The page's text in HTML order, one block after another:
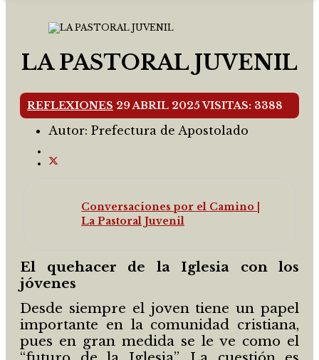
LA PASTORAL JUVENIL
REFLEXIONES 29 ABRIL 2025VISITAS: 3388
Autor: Prefectura de Apostolado
Conversaciones por el Camino |
La Pastoral Juvenil
El quehacer de la Iglesia con los
jóvenes
Desde siempre el joven tiene un papel
importante en la comunidad cristiana,
pues en gran medida se le ve como el